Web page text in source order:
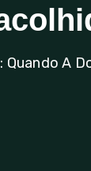
Quando A